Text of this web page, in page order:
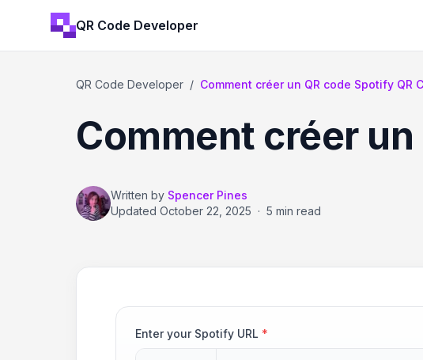
QR Code Developer
QR Code Developer / Comment créer un QR code Spotify QR
Comment créer
Written by Spencer Pines
Updated October 22, 2025 · 5 min read
Enter your Spotify URL *